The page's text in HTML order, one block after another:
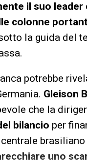
il suo
colonne
la guida del
potrebbe
Gleison
che la
bilancio per
brasiliano
uno